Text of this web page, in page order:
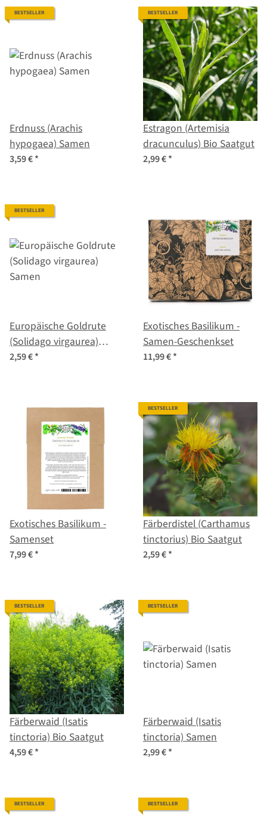
BESTSELLER
Erdnuss (Arachis
hypogaea) Samen
3,59 €*
BESTSELLER
Estragon (Artemisia
dracunculus) Bio Saatgut
2,99 €*
BESTSELLER
Europäische Goldrute
(Solidago virgaurea)
Samen
2,59 €*
Exotisches Basilikum -
Samen-Geschenkset
11,99 €*
Exotisches Basilikum -
Samenset
7,99 €*
BESTSELLER
Färberdistel (Carthamus
tinctorius) Bio Saatgut
2,59 €*
BESTSELLER
Färberwaid (Isatis
tinctoria) Bio Saatgut
4,59 €*
BESTSELLER
Färberwaid (Isatis
tinctoria) Samen
2,99 €*
BESTSELLER BESTSELLER